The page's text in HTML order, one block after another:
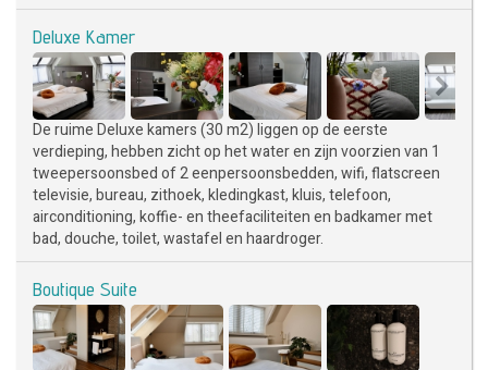
Deluxe Kamer
De ruime Deluxe kamers (30 m2) liggen op de eerste
verdieping, hebben zicht op het water en zijn voorzien van 1
tweepersoonsbed of 2 eenpersoonsbedden, wifi, flatscreen
televisie, bureau, zithoek, kledingkast, kluis, telefoon,
airconditioning, koffie- en theefaciliteiten en badkamer met
bad, douche, toilet, wastafel en haardroger.
Boutique Suite